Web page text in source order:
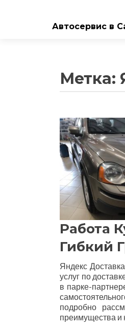
Автосервис в
Метка:
Работа
Гибкий
Яндекс
услуг по
в парке-
подробно
преимущества и